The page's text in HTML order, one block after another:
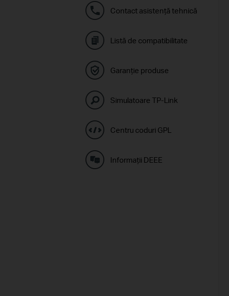
Contact asistenţă tehnică
Listă de compatibilitate
Garanție produse
Simulatoare TP-Link
Centru coduri GPL
Informaţii DEEE